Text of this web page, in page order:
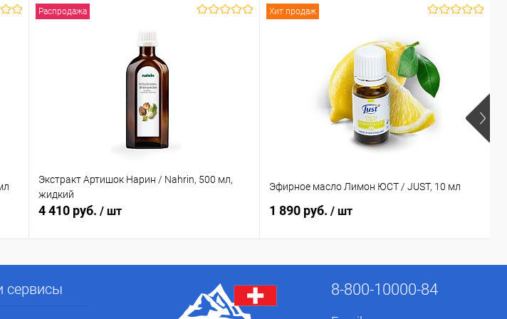
Распродажа
Экстракт Артишок Нарин / Nahrin, 500 мл,
жидкий
4 410 руб. / шт
Хит продаж
Эфирное масло Лимон ЮСТ / JUST, 10 мл
1 890 руб. / шт
8-800-10000-84